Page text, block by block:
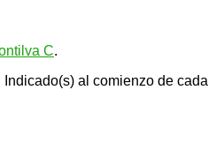
C.
al comienzo de cada